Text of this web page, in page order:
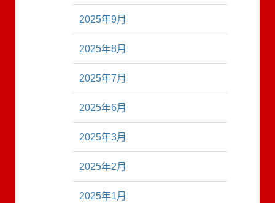
2025年9月
2025年8月
2025年7月
2025年6月
2025年3月
2025年2月
2025年1月